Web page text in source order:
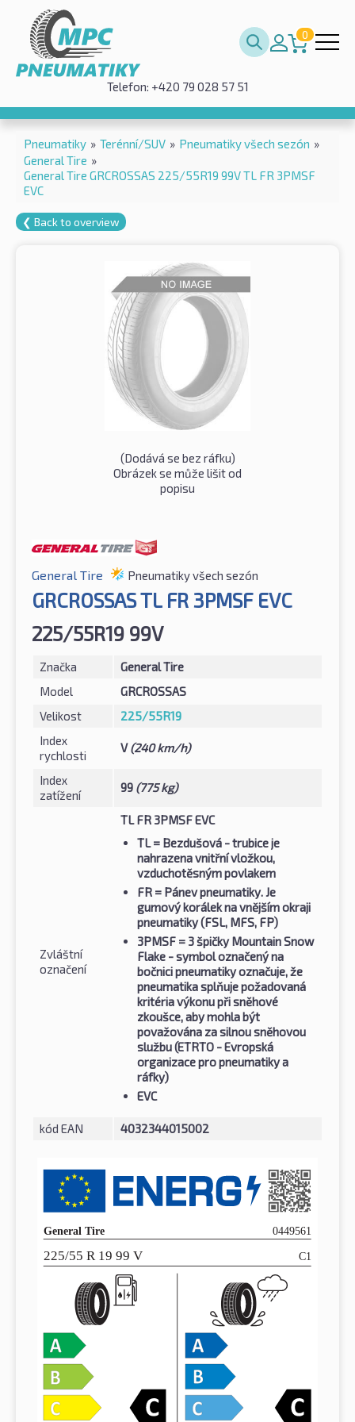
0
Telefon: +420 79 028 57 51
Pneumatiky » Terénní/SUV » Pneumatiky všech sezón »
General Tire »
General Tire GRCROSSAS 225/55R19 99V TL FR 3PMSF
EVC
❮ Back to overview
(Dodává se bez ráfku)
Obrázek se může lišit od
popisu
General Tire Pneumatiky všech sezón
GRCROSSAS TL FR 3PMSF EVC
225/55R19 99V
Značka
General Tire
Model
GRCROSSAS
Velikost
225/55R19
Index
rychlosti
V(240 km/h)
Index
zatížení
99 (775 kg)
Zvláštní
označení
TL FR 3PMSF EVC
TL= Bezdušová - trubice je
nahrazena vnitřní vložkou,
vzduchotěsným povlakem
FR = Pánev pneumatiky. Je
gumový korálek na vnějším okraji
pneumatiky (FSL, MFS, FP)
3PMSF = 3 špičky Mountain Snow
Flake - symbol označený na
bočnici pneumatiky označuje, že
pneumatika splňuje požadovaná
kritéria výkonu při sněhové
zkoušce, aby mohla být
považována za silnou sněhovou
službu (ETRTO - Evropská
organizace pro pneumatiky a
ráfky)
EVC
kód EAN 4032344015002